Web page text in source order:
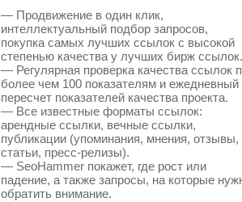
— Продвижение в один клик,
интеллектуальный подбор запросов,
покупка самых лучших ссылок с высокой
степенью качества у лучших бирж
— Регулярная проверка качества ссылок
более чем 100 показателям и ежедневный
пересчет показателей качества проекта.
— Все известные форматы ссылок:
арендные ссылки, вечные ссылки,
публикации (упоминания, мнения, отзывы,
статьи, пресс-релизы).
— SeoHammer покажет, где рост или
падение, а также запросы, на которые
обратить внимание.